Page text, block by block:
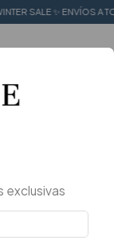
ENVÍOS A TODO EL PAÍS
exclusivas